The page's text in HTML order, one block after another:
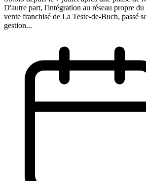
D'autre part, l'intégration au réseau propre
vente franchisé de La Teste-de-Buch, passé
gestion...